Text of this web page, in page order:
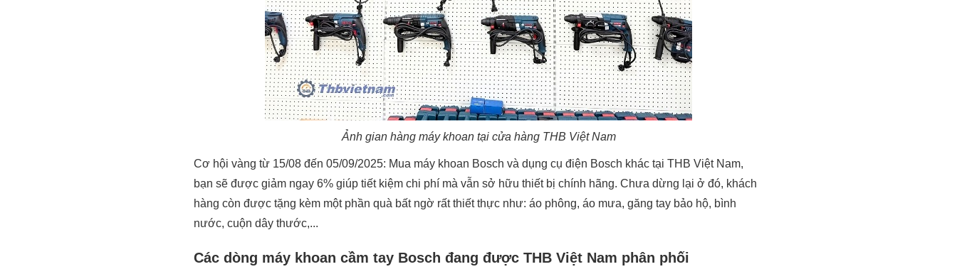
Ảnh gian hàng máy khoan tại cửa hàng THB Việt Nam
Cơ hội vàng từ 15/08 đến 05/09/2025: Mua máy khoan Bosch và dụng cụ điện Bosch khác tại THB Việt Nam,
bạn sẽ được giảm ngay 6% giúp tiết kiệm chi phí mà vẫn sở hữu thiết bị chính hãng. Chưa dừng lại ở đó, khách
hàng còn được tặng kèm một phần quà bất ngờ rất thiết thực như: áo phông, áo mưa, găng tay bảo hộ, bình
nước, cuộn dây thước,...
Các dòng máy khoan cầm tay Bosch đang được THB Việt Nam phân phối